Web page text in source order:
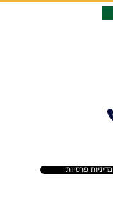
מדיניות פרטיות